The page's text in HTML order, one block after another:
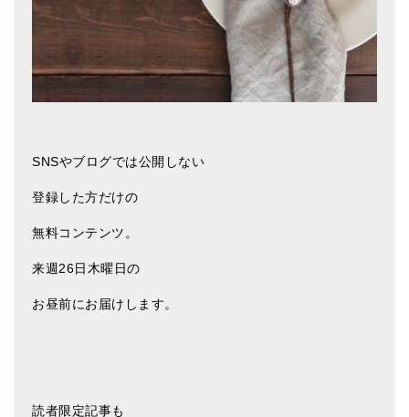
SNSやブログでは公開しない
登録した方だけの
無料コンテンツ。
来週26日木曜日の
お昼前にお届けします。
読者限定記事も